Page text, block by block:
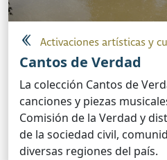
Activaciones artísticas y
Cantos de Verdad
La colección Cantos de
canciones y piezas
Comisión de la Verdad y
de la sociedad civil,
diversas regiones del país.